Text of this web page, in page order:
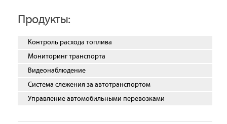
Продукты:
Контроль расхода топлива
Мониторинг транспорта
Видеонаблюдение
Система слежения за автотранспортом
Управление автомобильными перевозками